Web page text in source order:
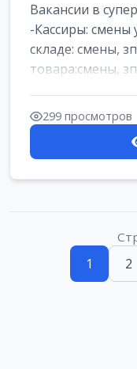
Вакансии в
-Кассиры: смены
складе: смены,
товара:смены,
299 просмотров
1 2